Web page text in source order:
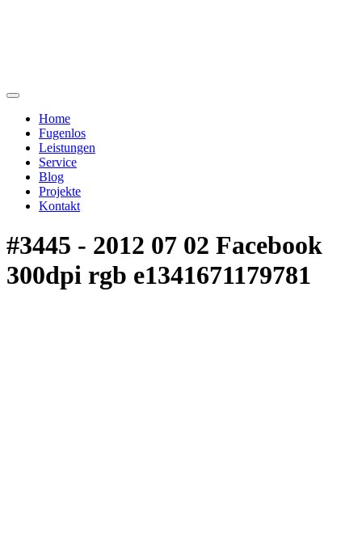
Home
Fugenlos
Leistungen
Service
Blog
Projekte
Kontakt
#3445 - 2012 07 02 Facebook
300dpi rgb e1341671179781